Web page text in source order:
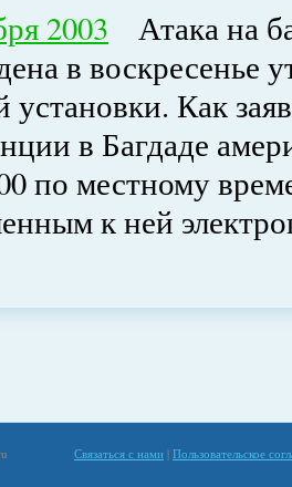
2003 Атака на
в
установки. Как
в Багдаде
по местному
к ней
Связаться с нами | Пользовательское